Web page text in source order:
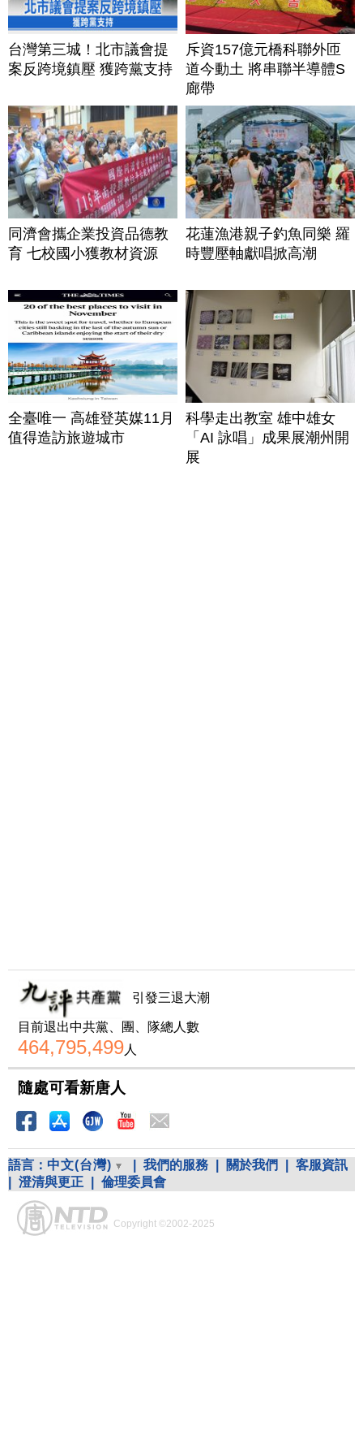
台灣第三城！北市議會提
案反跨境鎮壓 獲跨黨支持
斥資157億元橋科聯外匝
道今動土 將串聯半導體S
廊帶
同濟會攜企業投資品德教
育 七校國小獲教材資源
花蓮漁港親子釣魚同樂 羅
時豐壓軸獻唱掀高潮
全臺唯一 高雄登英媒11月
值得造訪旅遊城市
科學走出教室 雄中雄女
「AI 詠唱」成果展潮州開
展
引發三退大潮
目前退出中共黨、團、隊總人數
464,795,499人
隨處可看新唐人
語言： 中文(台灣) 我們的服務 關於我們
客服資訊
澄清與更正 倫理委員會
Copyright ©2002-2025